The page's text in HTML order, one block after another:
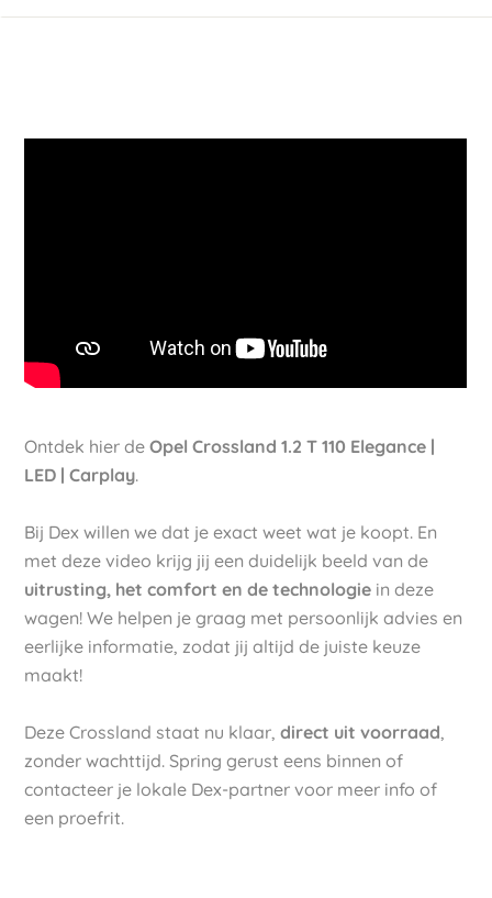
Ontdek hier deOpel Crossland 1.2 T 110 Elegance |
LED | Carplay.
Bij Dex willen we dat je exact weet wat je koopt. En
met deze video krijg jij een duidelijk beeld van de
uitrusting, het comfort en de technologie in deze
wagen! We helpen je graag met persoonlijk advies en
eerlijke informatie, zodat jij altijd de juiste keuze
maakt!
Deze Crossland staat nu klaar,direct uit voorraad,
zonder wachttijd. Spring gerust eens binnen of
contacteer je lokale Dex-partner voor meer info of
een proefrit.